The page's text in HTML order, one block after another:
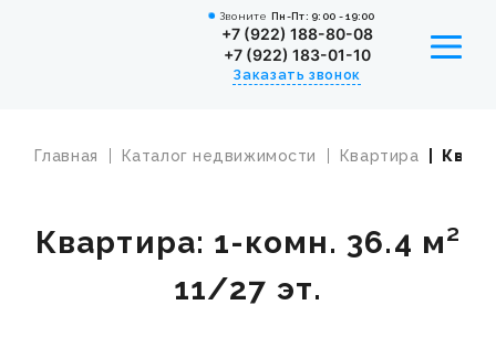
ЗвонитеПн-Пт: 9:00 - 19:00
+7 (922) 188-80-08
+7 (922) 183-01-10
Заказать звонок
УСЛУГИ
Главная Каталог недвижимости Квартира
Квартира: 1-комн. 36.4 м²
11/27 эт.